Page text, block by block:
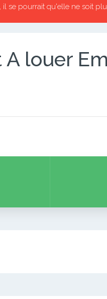
, il se pourrait qu'elle ne soit
louer